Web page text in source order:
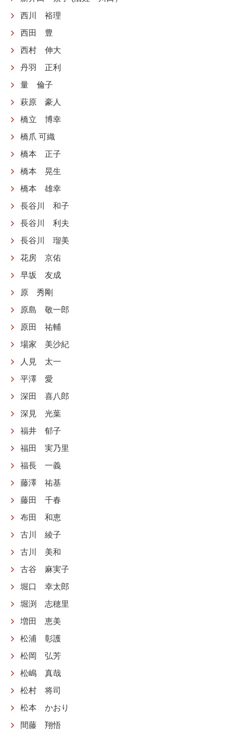
西川 裕理
西田 豊
西村 伸大
丹羽 正利
量 倫子
萩原 豪人
橋立 博幸
橋爪 可織
橋本 正子
橋本 晃生
橋本 雄幸
長谷川 和子
長谷川 利夫
長谷川 瑠美
花房 京佑
早坂 友成
原 秀剛
原島 敬一郎
原田 祐輔
場家 美沙紀
人見 太一
平澤 愛
深田 喜八郎
深見 光葉
福井 郁子
福田 実乃里
福長 一義
藤澤 祐基
藤田 千春
布田 和恵
古川 綾子
古川 美和
古谷 麻実子
堀口 幸太郎
堀渕 志穂里
増田 恵美
松浦 彰護
松岡 弘芳
松嶋 真哉
松村 将司
松本 かおり
間藤 翔悟